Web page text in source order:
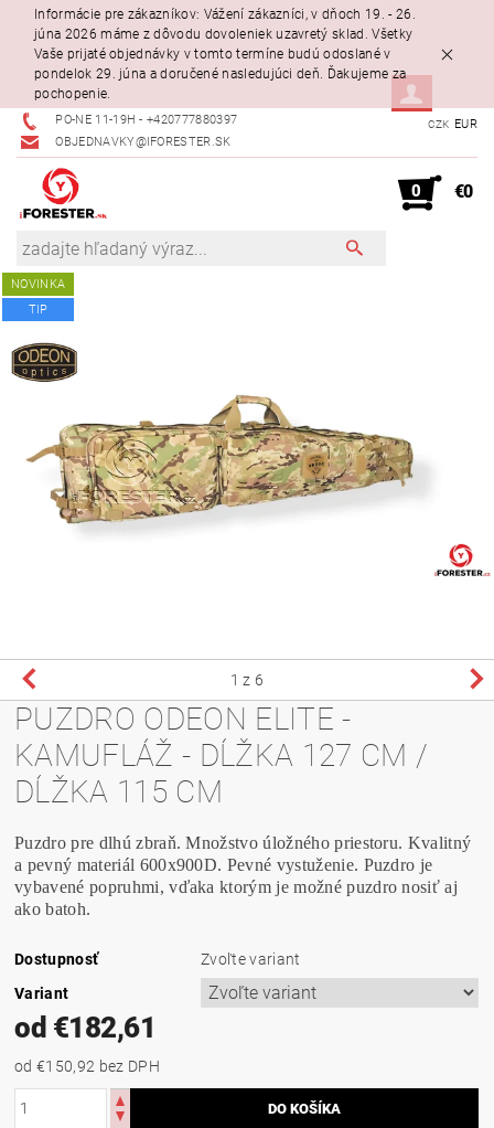
Informácie pre zákazníkov: Vážení zákazníci, v dňoch 19. - 26.
júna 2026 máme z dôvodu dovoleniek uzavretý sklad. Všetky
Vaše prijaté objednávky v tomto termíne budú odoslané v
pondelok 29. júna a doručené nasledujúci deň. Ďakujeme za
pochopenie.
PO-NE 11-19H - +420777880397
OBJEDNAVKY@IFORESTER.SK
CZK EUR
0 €0
NOVINKA
TIP
1 z 6
PUZDRO ODEON ELITE -
KAMUFLÁŽ - DĹŽKA 127 CM /
DĹŽKA 115 CM
Puzdro pre dlhú zbraň. Množstvo úložného priestoru. Kvalitný
a pevný materiál 600x900D. Pevné vystuženie. Puzdro je
vybavené popruhmi, vďaka ktorým je možné puzdro nosiť aj
ako batoh.
Dostupnosť
Zvoľte variant
Variant
od €182,61
od €150,92 bez DPH